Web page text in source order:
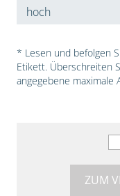
hoch
* Lesen und befolgen
Etikett. Überschreiten
angegebene maximale
ZUM